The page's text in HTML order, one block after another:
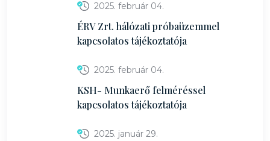
2025. február 04.
ÉRV Zrt. hálózati próbaüzemmel
kapcsolatos tájékoztatója
2025. február 04.
KSH- Munkaerő felméréssel
kapcsolatos tájékoztatója
2025. január 29.